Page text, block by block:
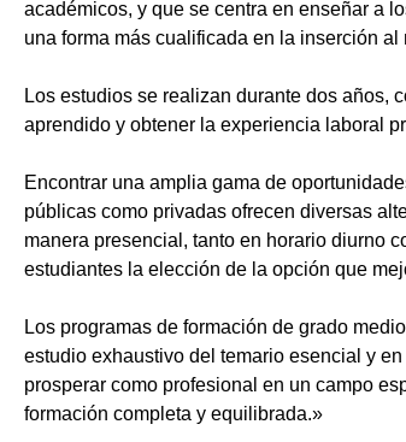
académicos, y que se centra en enseñar a
una forma más cualificada en la inserción
Los estudios se realizan durante dos años,
aprendido y obtener la experiencia laboral
Encontrar una amplia gama de
públicas como privadas ofrecen diversas
manera presencial, tanto en horario diurno
estudiantes la elección de la opción que
Los programas de formación de grado
estudio exhaustivo del temario esencial y
prosperar como profesional en un campo
formación completa y equilibrada.»